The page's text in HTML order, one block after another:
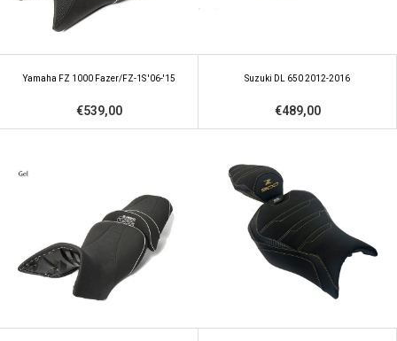
Yamaha FZ 1000 Fazer/FZ-1S '06-'15
€539,00
Suzuki DL 650 2012-2016
€489,00